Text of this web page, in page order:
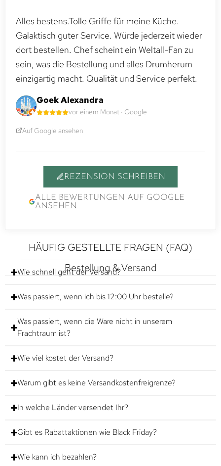
Alles bestens.Tolle Griffe für meine Küche.
Galaktisch guter Service. Würde jederzeit wieder
dort bestellen. Chef scheint ein Weltall-Fan zu
sein, was die Bestellung und alles Drumherum
einzigartig macht. Qualität und Service perfekt.
Goek Alexandra
vor einem Monat · Google
Auf Google ansehen
REZENSION SCHREIBEN
ALLE BEWERTUNGEN AUF GOOGLE
ANSEHEN
HÄUFIG GESTELLTE FRAGEN (FAQ)
Bestellung & Versand
Wie schnell geht der Versand?
Was passiert, wenn ich bis 12:00 Uhr bestelle?
Was passiert, wenn die Ware nicht in unserem
Frachtraum ist?
Wie viel kostet der Versand?
Warum gibt es keine Versandkostenfreigrenze?
In welche Länder versendet Ihr?
Gibt es Rabattaktionen wie Black Friday?
Wie kann ich bezahlen?